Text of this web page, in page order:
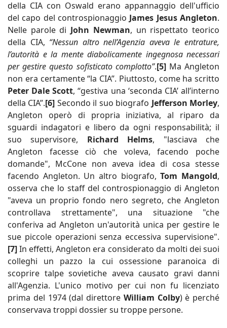
della CIA con Oswald erano appannaggio dell'ufficio
del capo del controspionaggio James Jesus Angleton.
Nelle parole di John Newman, un rispettato teorico
della CIA, “Nessun altro nell’Agenzia aveva le entrature,
l’autorità e la mente diabolicamente ingegnosa necessari
per gestire questo sofisticato complotto”.[5] Ma Angleton
non era certamente “la CIA”. Piuttosto, come ha scritto
Peter Dale Scott, “gestiva una ‘seconda CIA’ all’interno
della CIA”.[6] Secondo il suo biografo Jefferson Morley,
Angleton operò di propria iniziativa, al riparo da
sguardi indagatori e libero da ogni responsabilità; il
suo supervisore, Richard Helms, "lasciava che
Angleton facesse ciò che voleva, facendo poche
domande", McCone non aveva idea di cosa stesse
facendo Angleton. Un altro biografo,Tom Mangold,
osserva che lo staff del controspionaggio di Angleton
"aveva un proprio fondo nero segreto, che Angleton
controllava strettamente", una situazione "che
conferiva ad Angleton un'autorità unica per gestire le
sue piccole operazioni senza eccessiva supervisione".
[7]In effetti, Angleton era considerato da molti dei suoi
colleghi un pazzo la cui ossessione paranoica di
scoprire talpe sovietiche aveva causato gravi danni
all'Agenzia. L'unico motivo per cui non fu licenziato
prima del 1974 (dal direttore William Colby) è perché
conservava troppi dossier su troppe persone.